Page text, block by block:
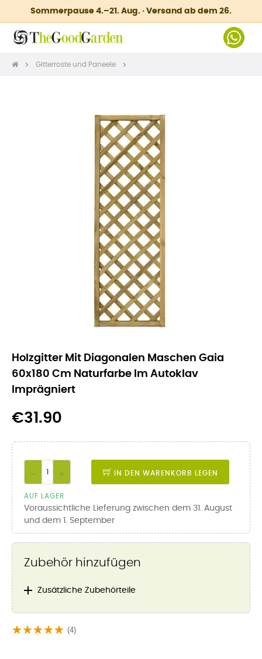
Sommerpause 4.–21. Aug. · Versand ab dem 26.
Gitterroste und Paneele
Holzgitter Mit Diagonalen Maschen Gaia
60x180 Cm Naturfarbe Im Autoklav
Imprägniert
€31.90
IN DEN WARENKORB LEGEN
AUF LAGER
Voraussichtliche Lieferung zwischen dem 31. August
und dem 1. September
Zubehör hinzufügen
 Zusätzliche Zubehörteile
(4)